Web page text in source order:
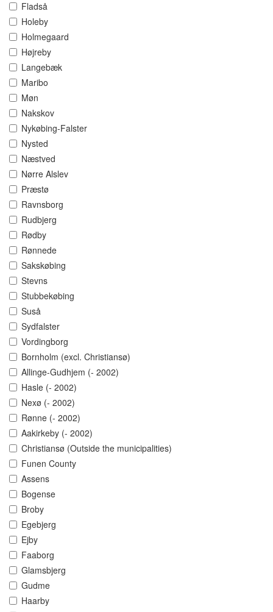
Fladså
Holeby
Holmegaard
Højreby
Langebæk
Maribo
Møn
Nakskov
Nykøbing-Falster
Nysted
Næstved
Nørre Alslev
Præstø
Ravnsborg
Rudbjerg
Rødby
Rønnede
Sakskøbing
Stevns
Stubbekøbing
Suså
Sydfalster
Vordingborg
Bornholm (excl. Christiansø)
Allinge-Gudhjem (- 2002)
Hasle (- 2002)
Nexø (- 2002)
Rønne (- 2002)
Aakirkeby (- 2002)
Christiansø (Outside the municipalities)
Funen County
Assens
Bogense
Broby
Egebjerg
Ejby
Faaborg
Glamsbjerg
Gudme
Haarby